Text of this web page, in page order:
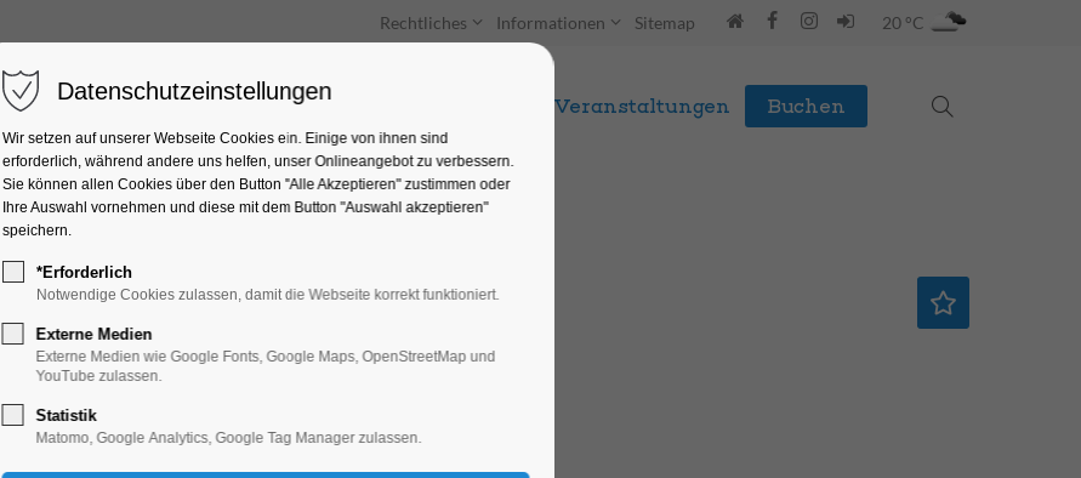
Rechtliches Informationen Sitemap 20 °C
Unterkünfte Entdecken & Erleben Veranstaltungen Buchen
Gartenmarkt
Markt
13.09.2025, 10:00–18:00
Datenschutzeinstellungen
Wir setzen auf unserer Webseite Cookies ein. Einige von ihnen sind
erforderlich, während andere uns helfen, unser Onlineangebot zu verbessern.
Sie können allen Cookies über den Button "Alle Akzeptieren" zustimmen oder
Ihre Auswahl vornehmen und diese mit dem Button "Auswahl akzeptieren"
speichern.
*Erforderlich
Notwendige Cookies zulassen, damit die Webseite korrekt funktioniert.
Externe Medien
Externe Medien wie Google Fonts, Google Maps, OpenStreetMap und
YouTube zulassen.
Statistik
Matomo, Google Analytics, Google Tag Manager zulassen.